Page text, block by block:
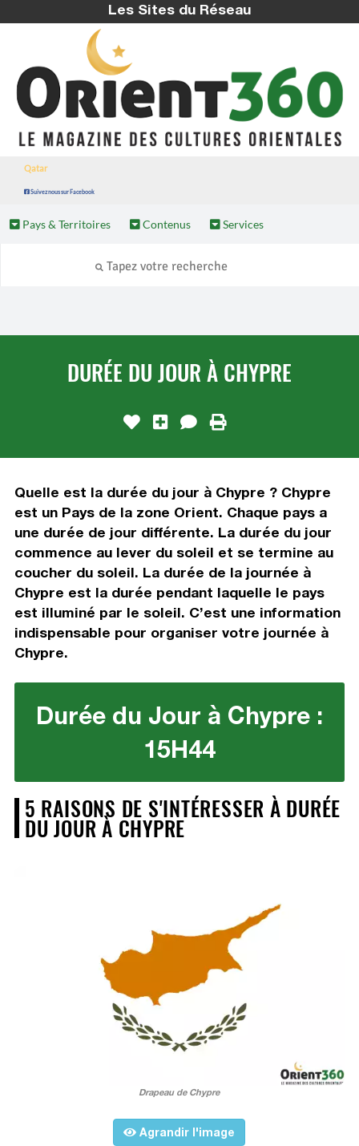
Les Sites du Réseau
Qatar
Suivez nous sur Facebook
Pays & Territoires Contenus Services
DURÉE DU JOUR À CHYPRE
Quelle est la durée du jour à Chypre ? Chypre
est un Pays de la zone Orient. Chaque pays a
une durée de jour différente. La durée du jour
commence au lever du soleil et se termine au
coucher du soleil. La durée de la journée à
Chypre est la durée pendant laquelle le pays
est illuminé par le soleil. C’est une information
indispensable pour organiser votre journée à
Chypre.
Durée du Jour à Chypre :
15H44
5 RAISONS DE S'INTÉRESSER À DURÉE
DU JOUR À CHYPRE
Drapeau de Chypre
Agrandir l'image